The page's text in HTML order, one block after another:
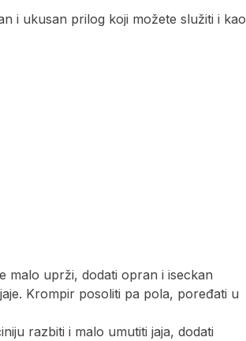
i ukusan prilog koji možete služiti i kao
malo uprži, dodati opran i iseckan
Krompir posoliti pa pola, poređati u
razbiti i malo umutiti jaja, dodati